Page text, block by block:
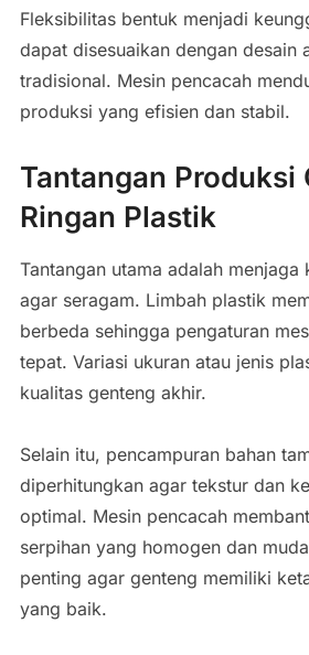
Fleksibilitas bentuk menjadi
dapat disesuaikan dengan desain
tradisional. Mesin pencacah
produksi yang efisien dan stabil.
Tantangan Produksi
Ringan Plastik
Tantangan utama adalah
agar seragam. Limbah plastik
berbeda sehingga pengaturan
tepat. Variasi ukuran atau jenis
kualitas genteng akhir.
Selain itu, pencampuran bahan
diperhitungkan agar tekstur dan
optimal. Mesin pencacah
serpihan yang homogen dan
penting agar genteng memiliki
yang baik.